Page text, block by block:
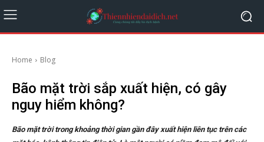
Home Blog
Bão mặt trời sắp xuất hiện, có gây
nguy hiểm không?
Bão mặt trời trong khoảng thời gian gần đây xuất hiện liên tục trên các